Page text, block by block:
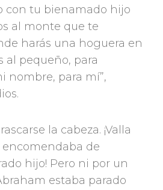
con tu bienamado hijo
al monte que te
harás una hoguera en
al pequeño, para
nombre, para mí”,
la cabeza. ¡Valla
de
hijo! Pero ni por un
estaba parado